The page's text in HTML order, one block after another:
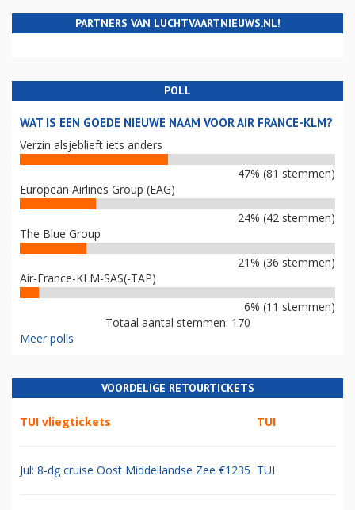
PARTNERS VAN LUCHTVAARTNIEUWS.NL!
POLL
WAT IS EEN GOEDE NIEUWE NAAM VOOR AIR FRANCE-KLM?
Verzin alsjeblieft iets anders
47% (81 stemmen)
European Airlines Group (EAG)
24% (42 stemmen)
The Blue Group
21% (36 stemmen)
Air-France-KLM-SAS(-TAP)
6% (11 stemmen)
Totaal aantal stemmen: 170
Meer polls
VOORDELIGE RETOURTICKETS
TUI vliegtickets TUI
Jul: 8-dg cruise Oost Middellandse Zee €1235 TUI